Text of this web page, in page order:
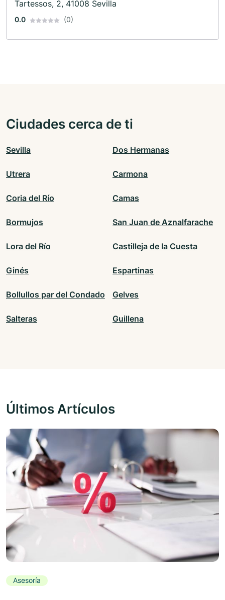
Tartessos, 2, 41008 Sevilla
0.0 (0)
Ciudades cerca de ti
Sevilla Dos Hermanas
Utrera Carmona
Coria del Río Camas
Bormujos San Juan de Aznalfarache
Lora del Río Castilleja de la Cuesta
Ginés Espartinas
Bollullos par del Condado Gelves
Salteras Guillena
Últimos Artículos
Asesoría